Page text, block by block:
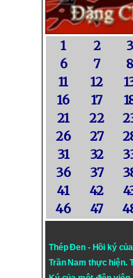
1 2 3
6
7 8
11
12
16
17
21
22
26
27
31
32
36
37
41
42
46
47
Thép Đen - Hồi ký
Trần Nam thực hiện.